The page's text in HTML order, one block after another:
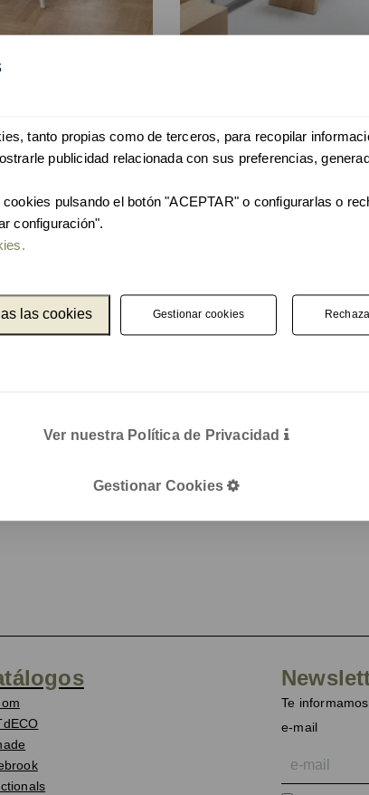
Rosi
tanto propias como de terceros, para recopilar
publicidad relacionada con sus preferencias,
pulsando el botón "ACEPTAR" o configurarlas o
configuración".
las cookies Gestionar cookies
Ver nuestra Política de Privacidad
Gestionar Cookies
Te
e-mail